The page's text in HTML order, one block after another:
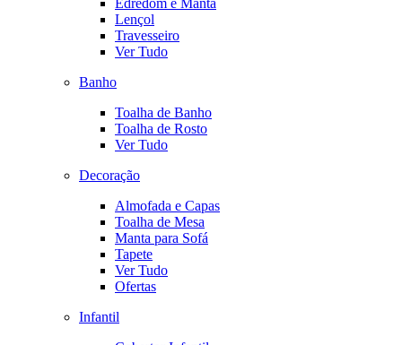
Edredom e Manta
Lençol
Travesseiro
Ver Tudo
Banho
Toalha de Banho
Toalha de Rosto
Ver Tudo
Decoração
Almofada e Capas
Toalha de Mesa
Manta para Sofá
Tapete
Ver Tudo
Ofertas
Infantil